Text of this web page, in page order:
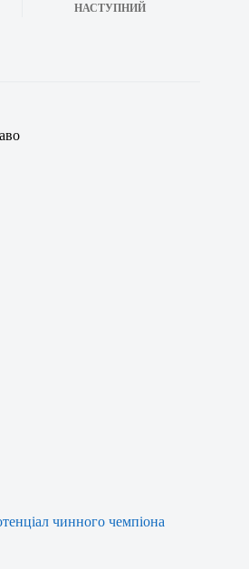
НАСТУПНИЙ
чинного чемпіона